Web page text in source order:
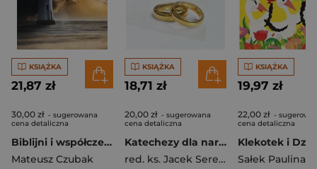
KSIĄŻKA
21,87 zł
30,00 zł - sugerowana
cena detaliczna
Biblijni i współcześni pielgrzymi nadziei 2. Między ciemnością a światłem
Mateusz Czubak
KSIĄŻKA
18,71 zł
20,00 zł - sugerowana
cena detaliczna
Katechezy dla narzeczonych
red. ks. Jacek Sereda
KSIĄŻKA
19,97 zł
22,00 zł -
cena detaliczna
Sałek Paulina